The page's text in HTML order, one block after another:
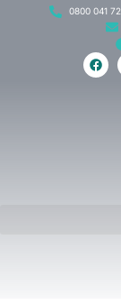
0800 041